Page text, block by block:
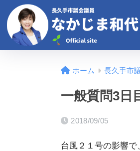
ホーム 長久手市
一般質問3日
2018/09/05
台風２１号の影響で